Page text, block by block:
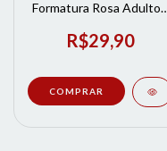
Formatura Rosa Adulto |
R$29,90